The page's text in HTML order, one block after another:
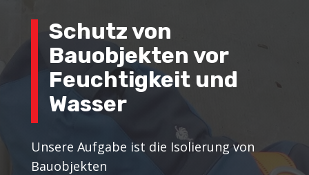
Schutz von
Bauobjekten vor
Feuchtigkeit und
Wasser
Unsere Aufgabe ist die Isolierung von
Bauobjekten